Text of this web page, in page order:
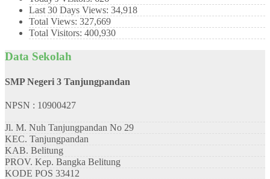
Last 30 Days Views: 34,918
Total Views: 327,669
Total Visitors: 400,930
Data Sekolah
SMP Negeri 3 Tanjungpandan
NPSN : 10900427
Jl. M. Nuh Tanjungpandan No 29
KEC. Tanjungpandan
KAB. Belitung
PROV. Kep. Bangka Belitung
KODE POS 33412